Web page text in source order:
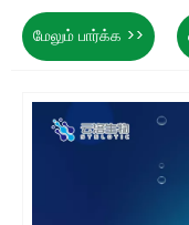
மேலும் பார்க்க >>